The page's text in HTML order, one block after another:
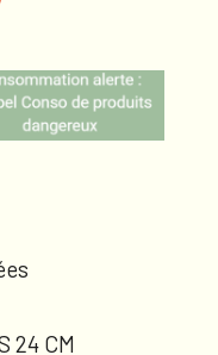
24 CM